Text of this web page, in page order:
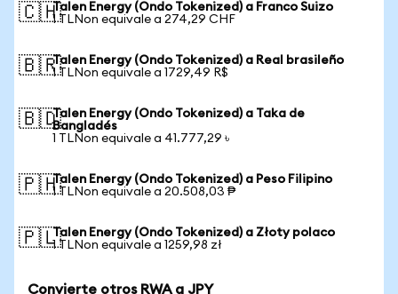
🇨🇭Talen Energy (Ondo Tokenized) a Franco Suizo
1 TLNon equivale a 274,29 CHF
🇧🇷Talen Energy (Ondo Tokenized) a Real brasileño
1 TLNon equivale a 1729,49 R$
🇧🇩Talen Energy (Ondo Tokenized) a Taka de
Bangladés
1 TLNon equivale a 41.777,29 ৳
🇵🇭Talen Energy (Ondo Tokenized) a Peso Filipino
1 TLNon equivale a 20.508,03 ₱
🇵🇱Talen Energy (Ondo Tokenized) a Złoty polaco
1 TLNon equivale a 1259,98 zł
Convierte otros RWA a JPY